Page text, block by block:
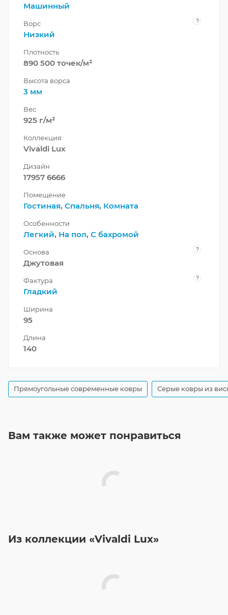
Машинный
Ворс ?
Низкий
Плотность
890 500 точек/м²
Высота ворса
3 мм
Вес
925 г/м²
Коллекция
Vivaldi Lux
Дизайн
17957 6666
Помещение
Гостиная, Спальня, Комната
Особенности
Легкий, На пол, С бахромой
Основа ?
Джутовая
Фактура ?
Гладкий
Ширина
95
Длина
140
Прямоугольные современные ковры Серые ковры из
Вам также может понравиться
Из коллекции «Vivaldi Lux»